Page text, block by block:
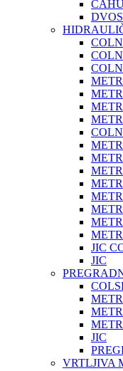
JIC
JIC
JIC
VRTLJIVA